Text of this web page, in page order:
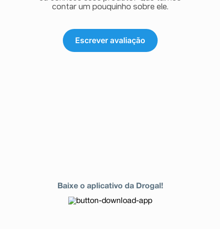
contar um pouquinho sobre ele.
Escrever avaliação
Baixe o aplicativo da Drogal!